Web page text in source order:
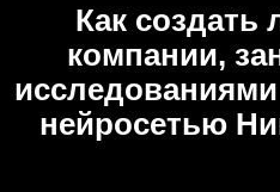
Как создать
компании,
нейросетью